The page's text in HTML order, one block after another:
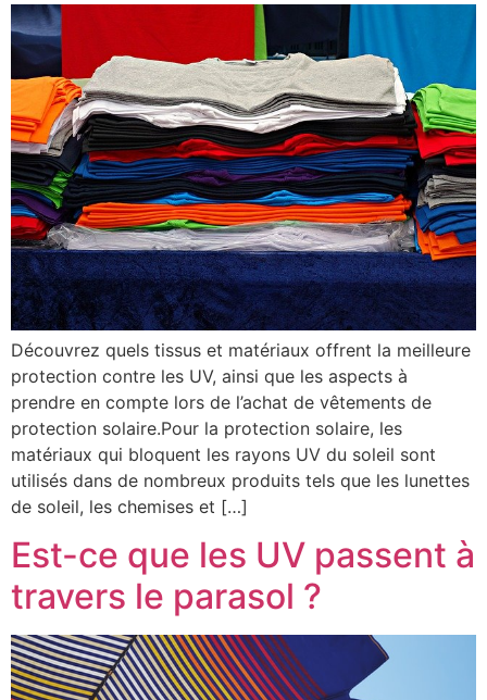
Découvrez quels tissus et matériaux offrent la meilleure
protection contre les UV, ainsi que les aspects à
prendre en compte lors de l’achat de vêtements de
protection solaire.Pour la protection solaire, les
matériaux qui bloquent les rayons UV du soleil sont
utilisés dans de nombreux produits tels que les lunettes
de soleil, les chemises et […]
Est-ce que les UV passent à
travers le parasol ?